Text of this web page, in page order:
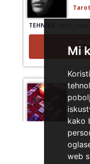
Mi
kako
web
TEHNIKE:
sudbinske